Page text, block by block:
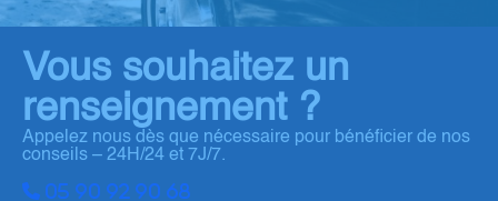
Vous souhaitez un
renseignement ?
Appelez nous dès que nécessaire pour bénéficier de nos
conseils – 24H/24 et 7J/7.
05 90 92 90 68